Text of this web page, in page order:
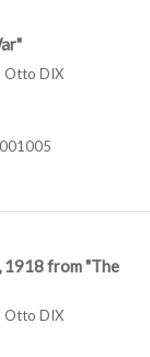
Otto DIX
1918 from "The
Otto DIX